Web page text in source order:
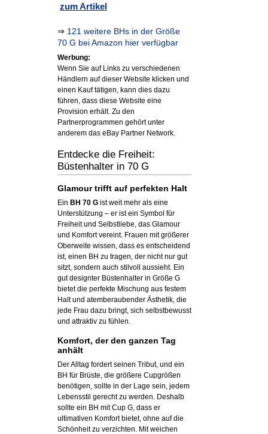
zum Artikel
⇒ 121 weitere BHs in der Größe
70 G bei Amazon hier verfügbar
Werbung:
Wenn Sie auf Links zu verschiedenen
Händlern auf dieser Website klicken und
einen Kauf tätigen, kann dies dazu
führen, dass diese Website eine
Provision erhält. Zu den
Partnerprogrammen gehört unter
anderem das eBay Partner Network.
Entdecke die Freiheit:
Büstenhalter in 70 G
Glamour trifft auf perfekten Halt
Ein BH 70 Gist weit mehr als eine
Unterstützung – er ist ein Symbol für
Freiheit und Selbstliebe, das Glamour
und Komfort vereint. Frauen mit größerer
Oberweite wissen, dass es entscheidend
ist, einen BH zu tragen, der nicht nur gut
sitzt, sondern auch stilvoll aussieht. Ein
gut designter Büstenhalter in Größe G
bietet die perfekte Mischung aus festem
Halt und atemberaubender Ästhetik, die
jede Frau dazu bringt, sich selbstbewusst
und attraktiv zu fühlen.
Komfort, der den ganzen Tag
anhält
Der Alltag fordert seinen Tribut, und ein
BH für Brüste, die größere Cupgrößen
benötigen, sollte in der Lage sein, jedem
Lebensstil gerecht zu werden. Deshalb
sollte ein BH mit Cup G, dass er
ultimativen Komfort bietet, ohne auf die
Schönheit zu verzichten. Mit weichen